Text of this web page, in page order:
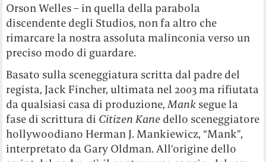
Orson Welles – in quella della parabola
discendente degli Studios, non fa altro che
rimarcare la nostra assoluta malinconia verso un
preciso modo di guardare.
Basato sulla sceneggiatura scritta dal padre del
regista, Jack Fincher, ultimata nel 2003 ma rifiutata
da qualsiasi casa di produzione,Mank segue la
fase di scrittura di Citizen Kane dello sceneggiatore
hollywoodiano Herman J. Mankiewicz, “Mank”,
interpretato da Gary Oldman. All’origine dello